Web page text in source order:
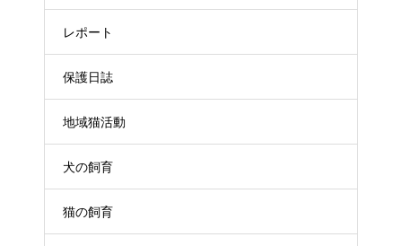
レポート
保護日誌
地域猫活動
犬の飼育
猫の飼育